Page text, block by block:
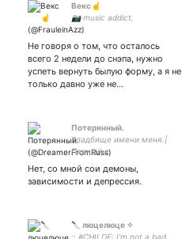
Векс☝
📷 music addict.
Не говоря о том, что осталось
всего 2 недели до снэпа, нужно
успеть вернуть былую форму, а я не
только давно уже не…
Потерянный.
Кладбище имени меня.|
Парный с
Нет, со мной сои демоны,
зависимости и депрессия.
🔪 люцелюце ✧
:: #CHILDE: I'm not a bad